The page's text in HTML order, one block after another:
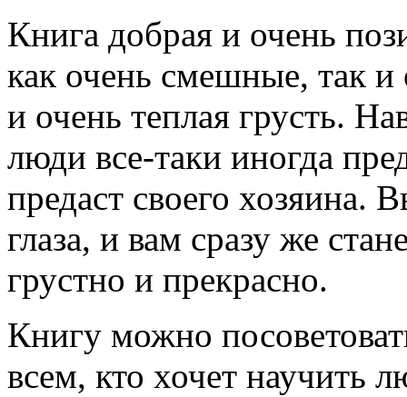
Книга добрая и очень
как очень смешные, так и
и очень теплая грусть.
люди все-таки иногда
предаст своего хозяина.
глаза, и вам сразу же
грустно и прекрасно.
Книгу можно
всем, кто хочет научить